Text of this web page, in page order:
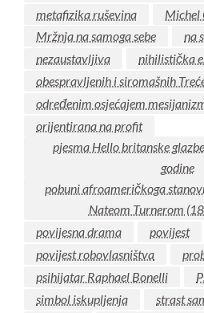
metafizika ruševina
Michel
Mržnja na samoga sebe
na
nezaustavljiva
nihilistička
obespravljenih i siromašnih
određenim osjećajem
orijentirana na profit
pjesma Hello britanske
godine
pobuni afroameričkoga
Nateom Turnerom
povijesna drama
povijest
povijest robovlasništva
psihijatar Raphael Bonelli
simbol iskupljenja
strast